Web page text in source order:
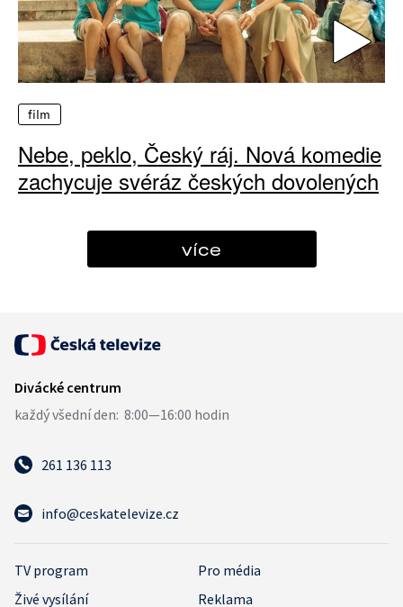
film
Nebe, peklo, Český ráj. Nová komedie
zachycuje svéráz českých dovolených
více
261 136 113
info@ceskatelevize.cz
TV program
Pro média
Živé vysílání
Reklama